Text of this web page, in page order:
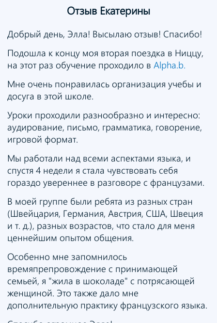
Отзыв Екатерины
Добрый день, Элла! Высылаю отзыв! Спасибо!
Подошла к концу моя вторая поездка в Ниццу,
на этот раз обучение проходило в Alpha.b.
Мне очень понравилась организация учебы и
досуга в этой школе.
Уроки проходили разнообразно и интересно:
аудирование, письмо, грамматика, говорение,
игровой формат.
Мы работали над всеми аспектами языка, и
спустя 4 недели я стала чувствовать себя
гораздо увереннее в разговоре с французами.
В моей группе были ребята из разных стран
(Швейцария, Германия, Австрия, США, Швеция
и т. д.), разных возрастов, что стало для меня
ценнейшим опытом общения.
Особенно мне запомнилось
времяпрепровождение с принимающей
семьей, я "жила в шоколаде" с потрясающей
женщиной. Это также дало мне
дополнительную практику французского языка.